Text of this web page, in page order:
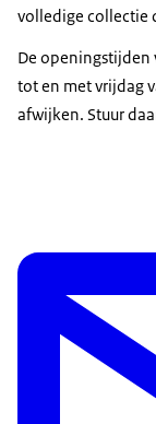
volledige collectie
De
tot en met vrijdag
afwijken. Stuur